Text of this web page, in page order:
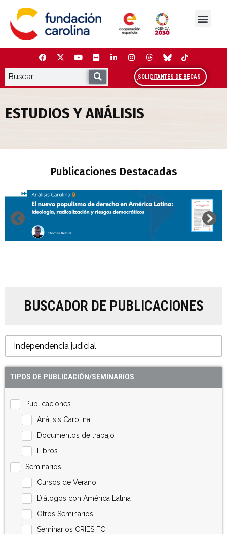
contenido
SOLICITANTES DE BECAS
ESTUDIOS Y ANÁLISIS
Publicaciones Destacadas
BUSCADOR DE PUBLICACIONES
TIPOS DE PUBLICACIÓN/SEMINARIOS
Publicaciones
Análisis Carolina
Documentos de trabajo
Libros
Seminarios
Cursos de Verano
Diálogos con América Latina
Otros Seminarios
Seminarios CRIES FC